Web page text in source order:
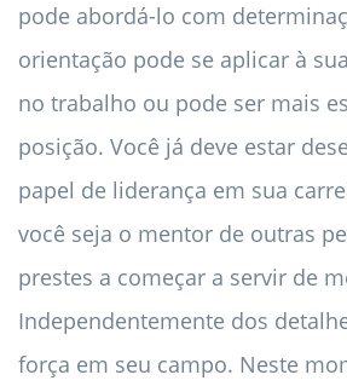
pode abordá-lo com
orientação pode se aplicar à
no trabalho ou pode ser mais
posição. Você já deve estar
papel de liderança em sua
você seja o mentor de outras
prestes a começar a servir de
Independentemente dos
força em seu campo. Neste